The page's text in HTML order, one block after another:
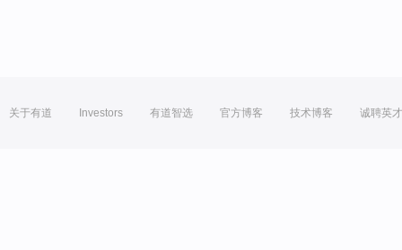
关于有道 Investors 有道智选 官方博客 技术博客 诚聘英才